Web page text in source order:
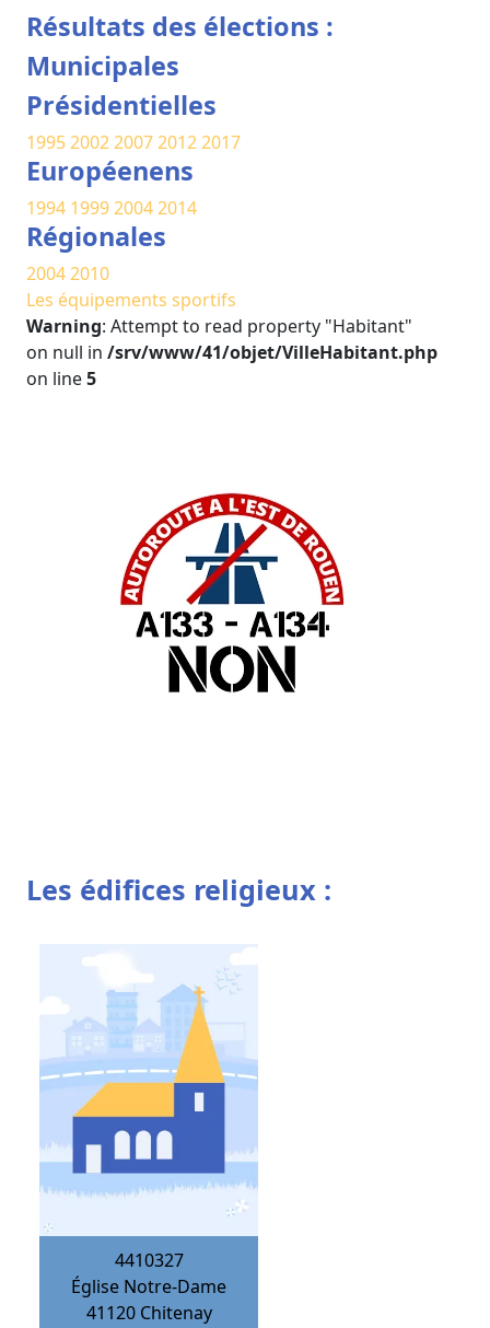
Résultats des élections :
Municipales
Présidentielles
19952002200720122017
Européenens
1994 199920042014
Régionales
20042010
Les équipements sportifs
Warning: Attempt to read property "Habitant"
on null in /srv/www/41/objet/VilleHabitant.php
on line5
Les édifices religieux :
4410327
Église Notre-Dame
41120 Chitenay